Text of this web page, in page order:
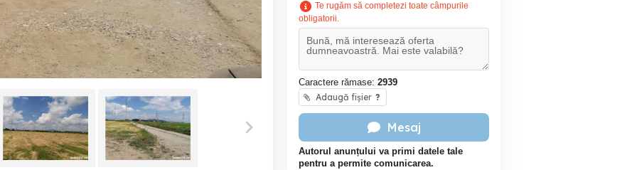
Te rugăm să completezi toate câmpurile
obligatorii.
Caractere rămase: 2939
Adaugă fișier ?
Mesaj
Autorul anunțului va primi datele tale
pentru a permite comunicarea.